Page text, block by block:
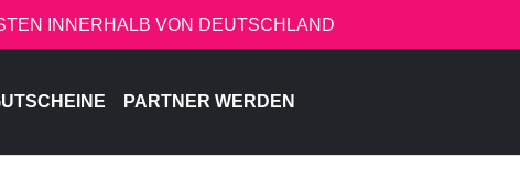
INNERHALB VON DEUTSCHLAND
PARTNER WERDEN